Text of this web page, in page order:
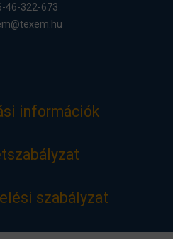
46-322-673
információk
szabályzat